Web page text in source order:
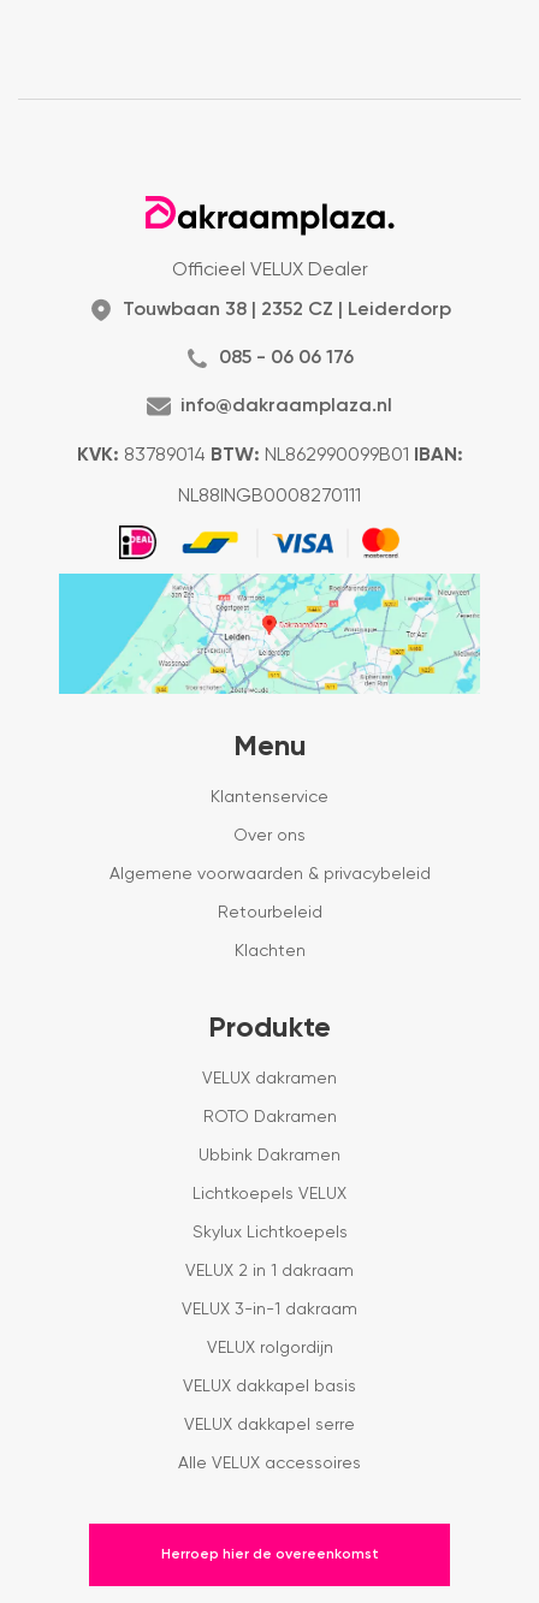
Officieel VELUX Dealer
Touwbaan 38 | 2352 CZ | Leiderdorp
085 - 06 06 176
info@dakraamplaza.nl
KVK: 83789014 BTW: NL862990099B01 IBAN:
NL88INGB0008270111
Menu
Klantenservice
Over ons
Algemene voorwaarden & privacybeleid
Retourbeleid
Klachten
Produkte
VELUX dakramen
ROTO Dakramen
Ubbink Dakramen
Lichtkoepels VELUX
Skylux Lichtkoepels
VELUX 2 in 1 dakraam
VELUX 3-in-1 dakraam
VELUX rolgordijn
VELUX dakkapel basis
VELUX dakkapel serre
Alle VELUX accessoires
Herroep hier de overeenkomst